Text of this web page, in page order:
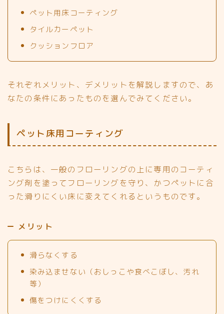
ペット用床コーティング
タイルカーペット
クッションフロア
それぞれメリット、デメリットを解説しますので、あ
なたの条件にあったものを選んでみてください。
ペット床用コーティング
こちらは、一般のフローリングの上に専用のコーティ
ング剤を塗ってフローリングを守り、かつペットに合
った滑りにくい床に変えてくれるというものです。
メリット
滑らなくする
染み込ませない（おしっこや食べこぼし、汚れ
等）
傷をつけにくくする